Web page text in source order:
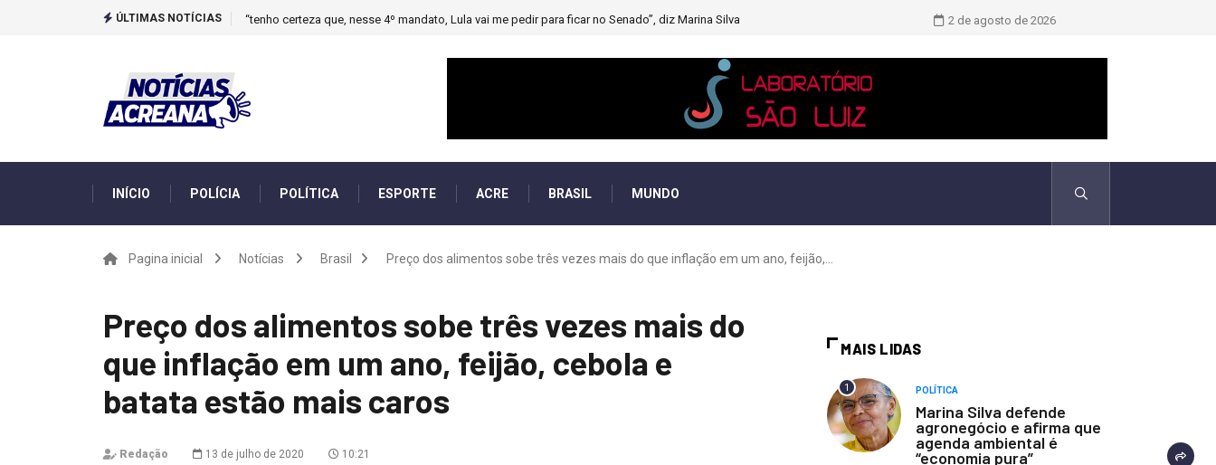
ÚLTIMAS NOTÍCIAS “tenho certeza que, nesse 4º mandato, Lula vai me pedir para ficar no Senado”, diz Marina Silva Novo boletim indica El Niño ‘muito
2 de agosto de 2026
INÍCIO POLÍCIA POLÍTICA ESPORTE ACRE BRASIL MUNDO
Pagina inicial Notícias Brasil Preço dos alimentos sobe três vezes mais do que inflação em um ano, feijão,...
Preço dos alimentos sobe três vezes mais do
que inflação em um ano, feijão, cebola e
batata estão mais caros
Redação 13 de julho de 2020 10:21
MAIS LIDAS
1 POLÍTICA
Marina Silva defende
agronegócio e afirma que
agenda ambiental é
“economia pura”